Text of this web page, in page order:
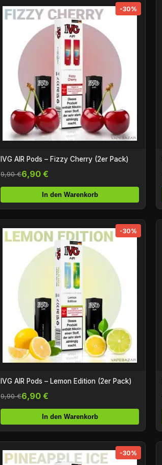
-30%
IVG AIR Pods – Fizzy Cherry (2er Pack)
9,90 €6,90 €
In den Warenkorb
-30%
IVG AIR Pods – Lemon Edition (2er Pack)
9,90 €6,90 €
In den Warenkorb
-30%